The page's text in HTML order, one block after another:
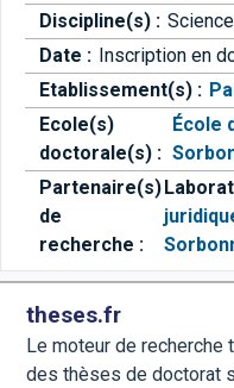
Discipline(s) :
Date : Inscription en
Etablissement(s) :
Ecole(s)
doctorale(s) :
École
Partenaire(s)
de
recherche :
theses.fr
Le moteur de recherche
des thèses de doctorat